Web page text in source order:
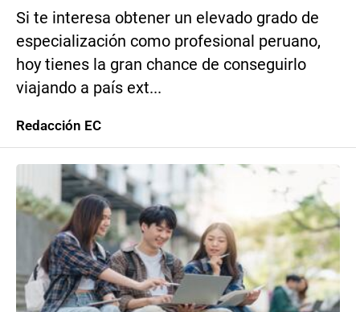
Si te interesa obtener un elevado grado de
especialización como profesional peruano,
hoy tienes la gran chance de conseguirlo
viajando a país ext...
Redacción EC